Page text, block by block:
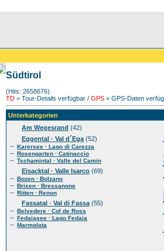
Südtirol
(Hits: 2658676)
TD = Tour-Details verfügbar / GPS = GPS-Daten
Unterkategorien
Am Wegesrand (42)
Eggental · Val d´Ega (52)
– Karersee · Lago di Carezza
– Rosengarten · Catinaccio
– Tschamintal · Valle del Camin
Eisacktal · Valle Isarco (69)
– Bozen · Bolzano
– Brixen · Bressanone
– Ritten · Renon
Fassatal · Val di Fassa (55)
– Belvedere · Col de Ross
– Fedaiasee · Lago Fedaia
– Marmolata